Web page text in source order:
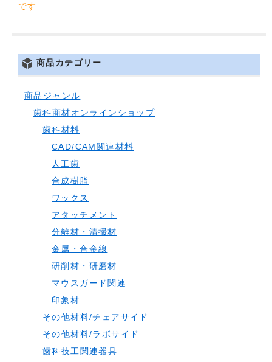
です
商品カテゴリー
商品ジャンル
歯科商材オンラインショップ
歯科材料
CAD/CAM関連材料
人工歯
合成樹脂
ワックス
アタッチメント
分離材・清掃材
金属・合金線
研削材・研磨材
マウスガード関連
印象材
その他材料/チェアサイド
その他材料/ラボサイド
歯科技工関連器具